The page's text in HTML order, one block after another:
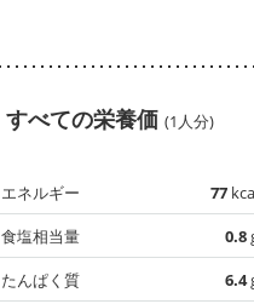
すべての栄養価 (1人分)
エネルギー 77
食塩相当量
0.8
たんぱく質
6.4